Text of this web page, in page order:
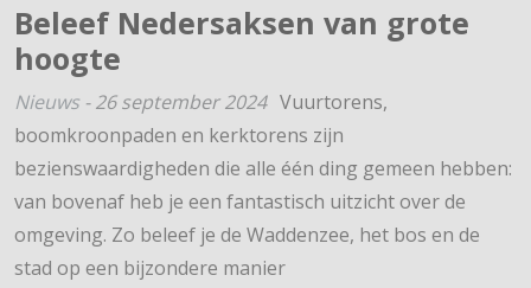
Beleef Nedersaksen van grote
hoogte
Nieuws -26 september 2024 Vuurtorens,
boomkroonpaden en kerktorens zijn
bezienswaardigheden die alle één ding gemeen hebben:
van bovenaf heb je een fantastisch uitzicht over de
omgeving. Zo beleef je de Waddenzee, het bos en de
stad op een bijzondere manier